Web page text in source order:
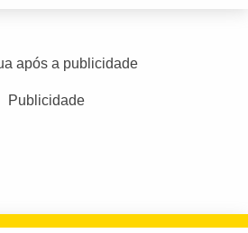
após a publicidade
Publicidade